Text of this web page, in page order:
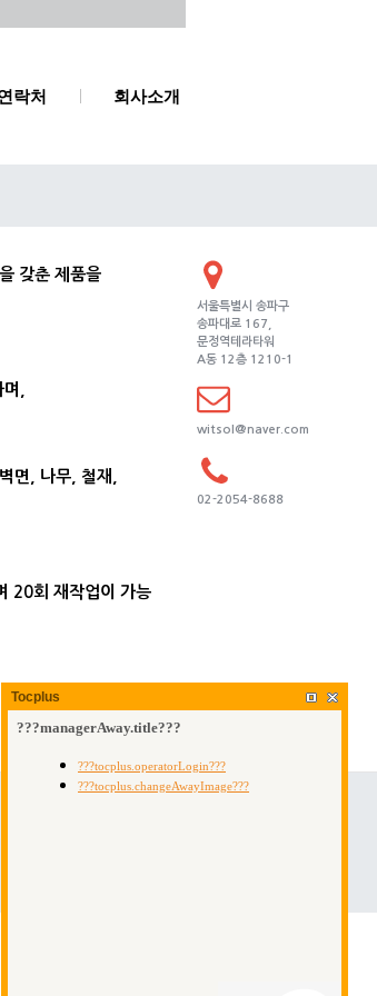
락처 회사소개
서울특별시 송파구
송파대로 167,
문정역테라타워
A동 12층 1210-1
witsol@naver.com
02-2054-8688
갖춘 제품을
,
면, 나무, 철재,
20회 재작업이 가능
라타워)
Tocplus